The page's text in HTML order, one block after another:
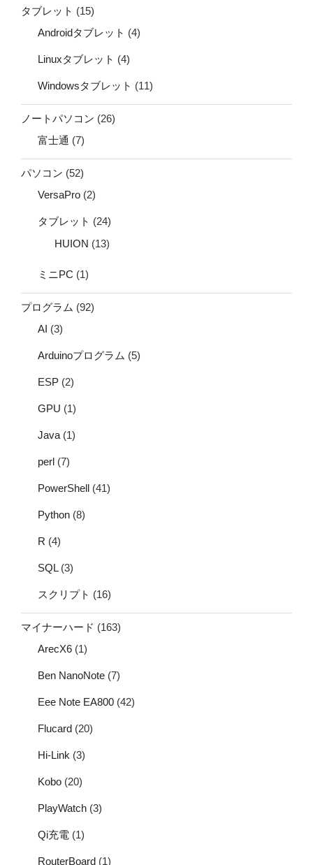
タブレット (15)
Androidタブレット (4)
Linuxタブレット (4)
Windowsタブレット (11)
ノートパソコン (26)
富士通 (7)
パソコン (52)
VersaPro (2)
タブレット (24)
HUION (13)
ミニPC (1)
プログラム (92)
AI (3)
Arduinoプログラム (5)
ESP (2)
GPU (1)
Java (1)
perl (7)
PowerShell (41)
Python (8)
R (4)
SQL(3)
スクリプト (16)
マイナーハード (163)
ArecX6 (1)
Ben NanoNote (7)
Eee Note EA800 (42)
Flucard (20)
Hi-Link (3)
Kobo (20)
PlayWatch (3)
Qi充電 (1)
RouterBoard (1)